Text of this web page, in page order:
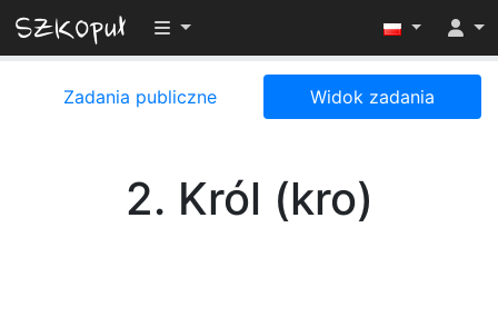
Przełącz widoczność menu
Zadania publiczne Widok zadania
2. Król (kro)